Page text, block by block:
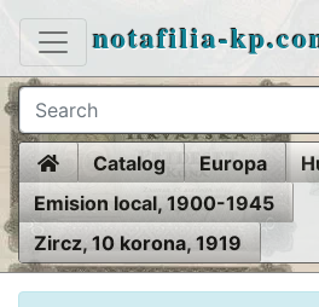
notafilia-
HomeCatalog Europa
Emision local, 1900-1945
Zircz, 10 korona, 1919